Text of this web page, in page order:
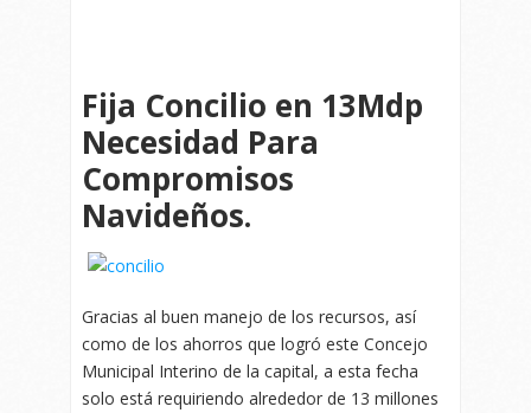
Fija Concilio en 13Mdp
Necesidad Para
Compromisos
Navideños.
Gracias al buen manejo de los recursos, así
como de los ahorros que logró este Concejo
Municipal Interino de la capital, a esta fecha
solo está requiriendo alrededor de 13 millones